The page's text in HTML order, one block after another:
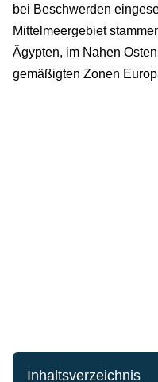
bei Beschwerden
Mittelmeergebiet
Ägypten, im Nahen
gemäßigten Zonen
Inhaltsverzeichnis